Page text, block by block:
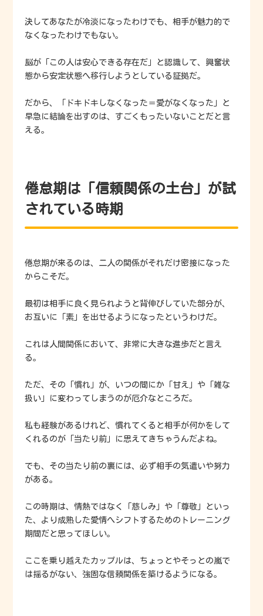
決してあなたが冷淡になったわけでも、相手が魅力的で
なくなったわけでもない。
脳が「この人は安心できる存在だ」と認識して、興奮状
態から安定状態へ移行しようとしている証拠だ。
だから、「ドキドキしなくなった＝愛がなくなった」と
早急に結論を出すのは、すごくもったいないことだと言
える。
倦怠期は「信頼関係の土台」が試
されている時期
倦怠期が来るのは、二人の関係がそれだけ密接になった
からこそだ。
最初は相手に良く見られようと背伸びしていた部分が、
お互いに「素」を出せるようになったというわけだ。
これは人間関係において、非常に大きな進歩だと言え
る。
ただ、その「慣れ」が、いつの間にか「甘え」や「雑な
扱い」に変わってしまうのが厄介なところだ。
私も経験があるけれど、慣れてくると相手が何かをして
くれるのが「当たり前」に思えてきちゃうんだよね。
でも、その当たり前の裏には、必ず相手の気遣いや努力
がある。
この時期は、情熱ではなく「慈しみ」や「尊敬」といっ
た、より成熟した愛情へシフトするためのトレーニング
期間だと思ってほしい。
ここを乗り越えたカップルは、ちょっとやそっとの嵐で
は揺るがない、強固な信頼関係を築けるようになる。